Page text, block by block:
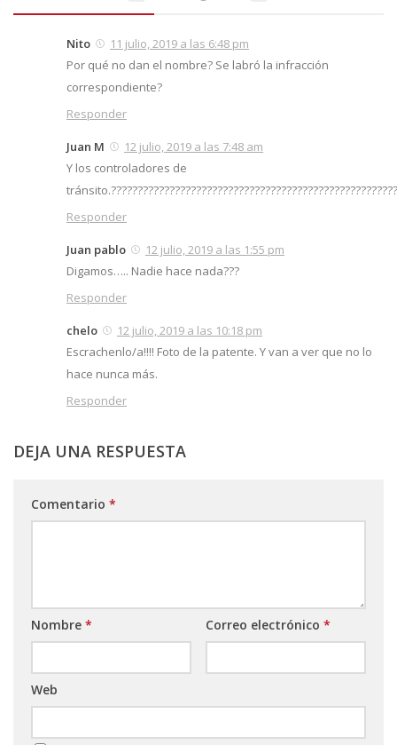
Nito
11 julio, 2019 a las 6:48 pm
Por qué no dan el nombre? Se labró la infracción
correspondiente?
Responder
Juan M
12 julio, 2019 a las 7:48 am
Y los controladores de
Responder
Juan pablo
12 julio, 2019 a las 1:55 pm
Digamos….. Nadie hace nada???
Responder
chelo
12 julio, 2019 a las 10:18 pm
Escrachenlo/a!!!! Foto de la patente. Y van a ver que no lo
hace nunca más.
Responder
DEJA UNA RESPUESTA
Comentario *
Nombre * Correo electrónico *
Web